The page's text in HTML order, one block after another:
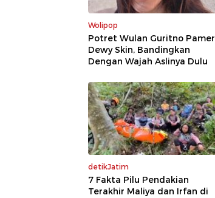
Wolipop
Potret Wulan Guritno Pamer
Dewy Skin, Bandingkan
Dengan Wajah Aslinya Dulu
detikJatim
7 Fakta Pilu Pendakian
Terakhir Maliya dan Irfan di